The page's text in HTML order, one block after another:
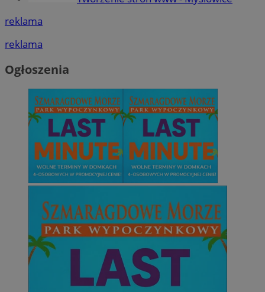
reklama
reklama
Ogłoszenia